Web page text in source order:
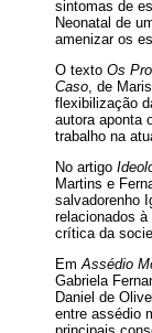
sintomas de
Neonatal de
amenizar os
O texto Os
Caso , de
flexibilização
autora aponta
trabalho na
No artigo
Martins e
salvadorenho
relacionados
crítica da
EmAssédio
Gabriela
Daniel de
entre assédio